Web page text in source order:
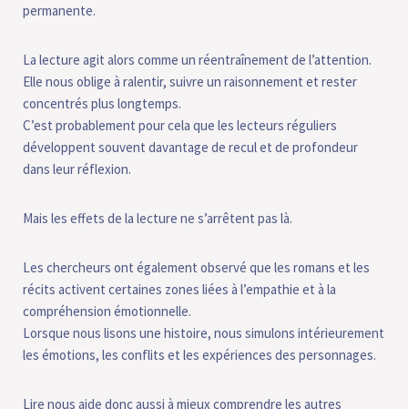
permanente.
La lecture agit alors comme un réentraînement de l’attention.
Elle nous oblige à ralentir, suivre un raisonnement et rester
concentrés plus longtemps.
C’est probablement pour cela que les lecteurs réguliers
développent souvent davantage de recul et de profondeur
dans leur réflexion.
Mais les effets de la lecture ne s’arrêtent pas là.
Les chercheurs ont également observé que les romans et les
récits activent certaines zones liées à l’empathie et à la
compréhension émotionnelle.
Lorsque nous lisons une histoire, nous simulons intérieurement
les émotions, les conflits et les expériences des personnages.
Lire nous aide donc aussi à mieux comprendre les autres